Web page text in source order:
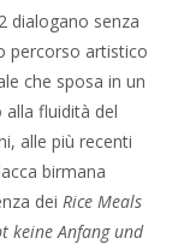
dialogano senza
percorso artistico
che sposa in un
fluidità del
alle più recenti
birmana
dei Rice Meals
keine Anfang und